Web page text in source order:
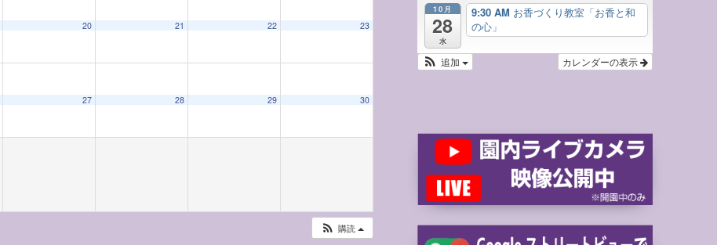
20 21 22 23
27 28 29 30
購読
10月
28
水
9:30 AM お香づくり教室「お香と和
の心」
カレンダーの表示
追加